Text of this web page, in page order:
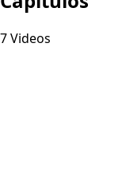
7 Videos